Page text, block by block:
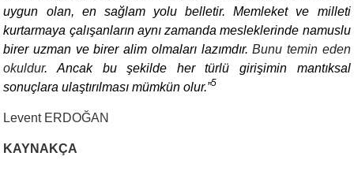
uygun olan, en sağlam yolu belletir. Memleket ve milleti
kurtarmaya çalışanların aynı zamanda mesleklerinde namuslu
birer uzman ve birer alim olmaları lazımdır.Bunu temin eden
okuldur. Ancak bu şekilde her türlü girişimin mantıksal
sonuçlara ulaştırılması mümkün olur.”5
Levent ERDOĞAN
KAYNAKÇA